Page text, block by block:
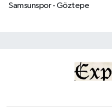
Samsunspor - Göztepe